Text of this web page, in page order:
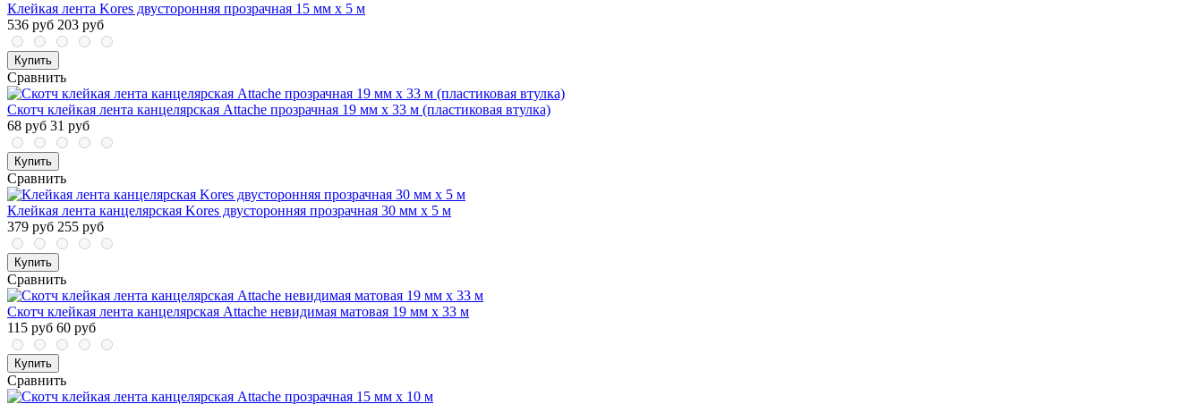
Клейкая лента Kores двусторонняя прозрачная 15 мм x 5 м
536 руб 203 руб
Купить
Сравнить
Скотч клейкая лента канцелярская Attache прозрачная 19 мм х 33 м (пластиковая втулка)
68 руб 31 руб
Купить
Сравнить
Клейкая лента канцелярская Kores двусторонняя прозрачная 30 мм x 5 м
379 руб 255 руб
Купить
Сравнить
Скотч клейкая лента канцелярская Attache невидимая матовая 19 мм x 33 м
115 руб 60 руб
Купить
Сравнить